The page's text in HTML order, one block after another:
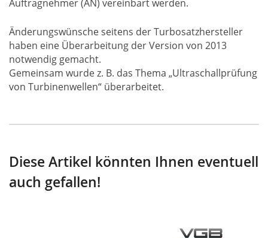
Auftragnehmer (AN) vereinbart werden.
Änderungswünsche seitens der Turbosatzhersteller
haben eine Überarbeitung der Version von 2013
notwendig gemacht.
Gemeinsam wurde z. B. das Thema „Ultraschallprüfung
von Turbinenwellen“ überarbeitet.
Diese Artikel könnten Ihnen eventuell
auch gefallen!